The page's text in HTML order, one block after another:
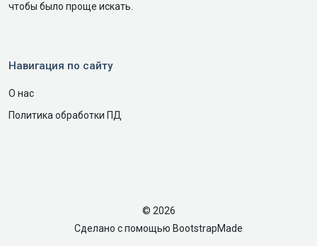
чтобы было проще искать.
Навигация по сайту
О нас
Политика обработки ПД
© 2026
Сделано с помощью BootstrapMade